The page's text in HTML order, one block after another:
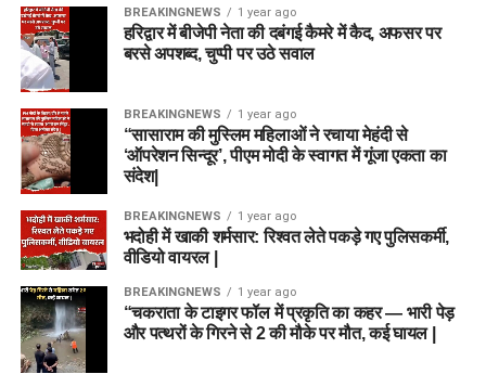
इसलिए परीक्षा हॉल में तुक्का लगाने से बचें।
सामान्य ज्ञान और करंट अफेयर्स:राष्ट्रीय राजधानी दिल्ली के
सवाल पूछे जाते हैं।
यह दिल्ली सरकार के अंतर्गत एक स्थिर, सुरक्षित और सम्मानित करियर
बनाने का एक बेजोड़ मौका है। इच्छुक उम्मीदवार अंतिम तिथि
2026से पहले अपना आवेदन सुनिश्चित करें। नियमित अपडेट के लिए
DSSSB की ऑफिशियल वेबसाइट को समय-समय पर चेक करते रहें।
Important Links
Official Notification
Official Website
BREAKINGNEWS 1 year ago
हरिद्वार में बीजेपी नेता की दबंगई कैमरे में कैद, अफसर पर
बरसे अपशब्द, चुप्पी पर उठे सवाल
BREAKINGNEWS 1 year ago
“सासाराम की मुस्लिम महिलाओं ने रचाया मेहंदी से
‘ऑपरेशन सिन्दूर’, पीएम मोदी के स्वागत में गूंजा एकता का
संदेश|
BREAKINGNEWS 1 year ago
भदोही में खाकी शर्मसार: रिश्वत लेते पकड़े गए पुलिसकर्मी,
वीडियो वायरल |
BREAKINGNEWS 1 year ago
“चकराता के टाइगर फॉल में प्रकृति का कहर — भारी पेड़
और पत्थरों के गिरने से 2 की मौके पर मौत, कई घायल |